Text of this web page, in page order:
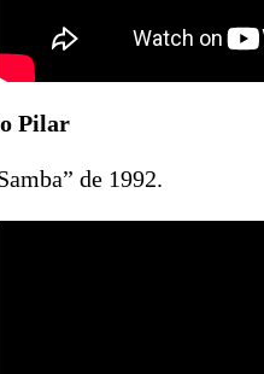
Pilar
de 1992.